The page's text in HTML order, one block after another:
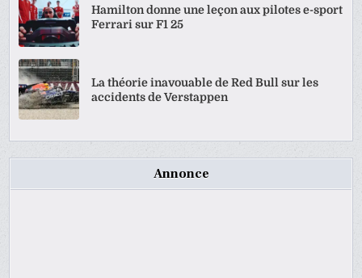
Hamilton donne une leçon aux pilotes e-sport
Ferrari sur F1 25
La théorie inavouable de Red Bull sur les
accidents de Verstappen
Annonce